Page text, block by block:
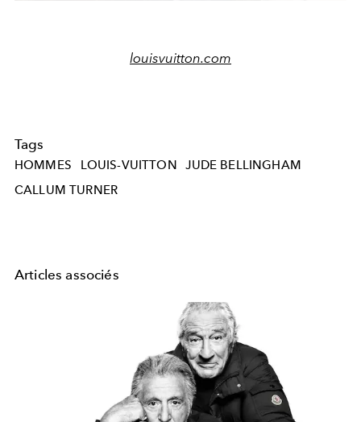
louisvuitton.com
Tags
HOMMES LOUIS-VUITTON
JUDE BELLINGHAM
CALLUM TURNER
Articles associés